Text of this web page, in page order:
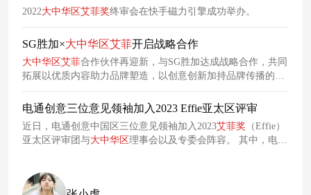
2022大中华区艾菲奖终审会在快手磁力引擎成功举办。
SG胜加×大中华区艾菲开启战略合作
大中华区艾菲合作伙伴再迎新，与SG胜加达成战略合作，共同
拓展以优质内容助力品牌塑造，以创意创新加持品牌传播的营
销增长空间，探索多元产业链的综合方法，挖掘整合营销的深
层能力，发现更具传播力和故事性的营销佳作，让营销更具实
电通创意三位意见领袖加入2023 Effie亚太区评审
近日，电通创意中国区三位意见领袖加入2023艾菲奖 （Effie）
亚太区评审团与大中华区理事会以及专委会阵容。 其中，电通
加入2023‍艾